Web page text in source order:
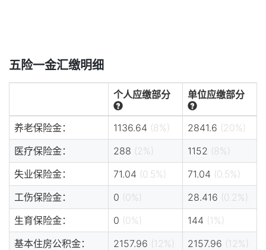
五险一金汇缴明细
个人应缴部分 单位应缴部分
养老保险金： 1136.64 (8%) 2841.6 (20%)
医疗保险金：
288 (2%) 1152 (8%)
失业保险金：
71.04 (0.5%) 71.04 (0.5%)
工伤保险金：
0 (0%) 28.416 (0.2%)
生育保险金：
0 (0%) 144 (1%)
基本住房公积金：
2157.96 (12%) 2157.96 (12%)